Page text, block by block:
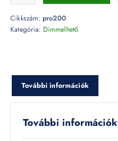
Cikkszám: pro200
Kategória: Dimmelhető
További információk
További információk